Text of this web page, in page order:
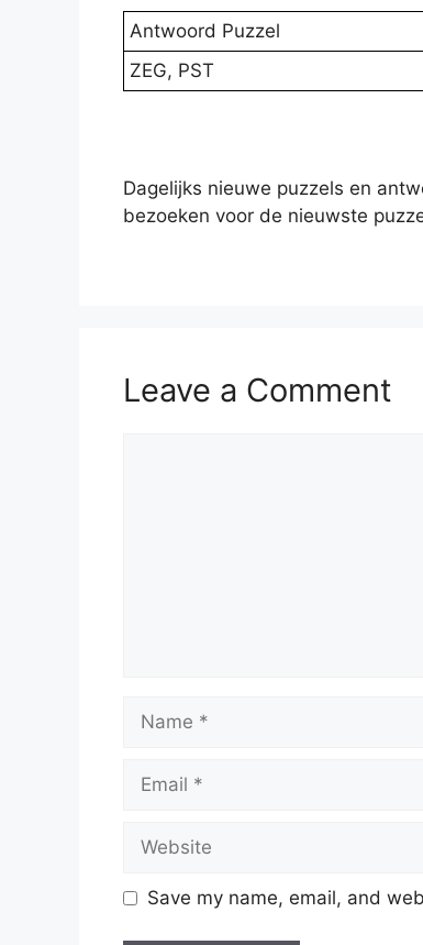
Antwoord Puzzel
ZEG, PST
Dagelijks nieuwe puzzels en
bezoeken voor de nieuwste
Leave a Comment
Name
Email
Website
Save my name, email, and